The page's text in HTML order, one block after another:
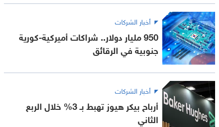
أخبار الشركات
950 مليار دولار.. شراكات أميركية-كورية
جنوبية في الرقائق
أخبار الشركات
أرباح بيكر هيوز تهبط بـ 3% خلال الربع
الثاني